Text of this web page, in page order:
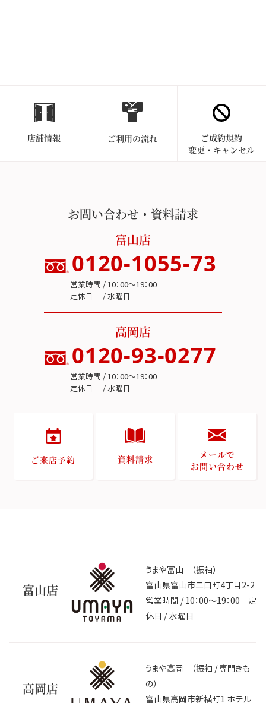
店舗情報 ご利用の流れ
ご成約規約
変更・キャンセル
お問い合わせ・資料請求
富山店
0120-1055-73
営業時間 / 10：00～19：00
定休日 / 水曜日
高岡店
0120-93-0277
営業時間 / 10：00～19：00
定休日 / 水曜日
ご来店予約 資料請求
メールで
お問い合わせ
富山店
うまや富山 （振袖）
富山県富山市二口町4丁目2-2
営業時間 / 10：00～19：00 定
休日 / 水曜日
高岡店
うまや高岡 （振袖 / 専門きも
の）
富山県高岡市新横町1 ホテル